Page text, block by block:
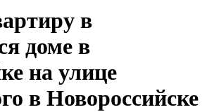
в
доме в
на улице
в Новороссийске